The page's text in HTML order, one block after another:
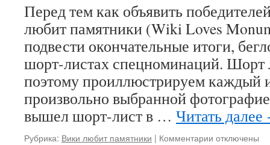
Перед тем как объявить
любит памятники (Wiki Loves
подвести окончательные итоги,
шорт-листах спецноминаций. Шорт
поэтому проиллюстрируем каждый
произвольно выбранной
вышел шорт-лист в … Читать далее
Рубрика: Вики любит памятники | Комментарии котключены